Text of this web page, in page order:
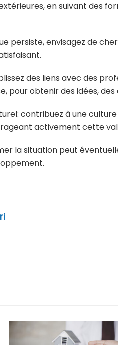
en suivant des
persiste, envisagez de
des liens avec des
pour obtenir des idées,
contribuez à une
activement cette
la situation peut